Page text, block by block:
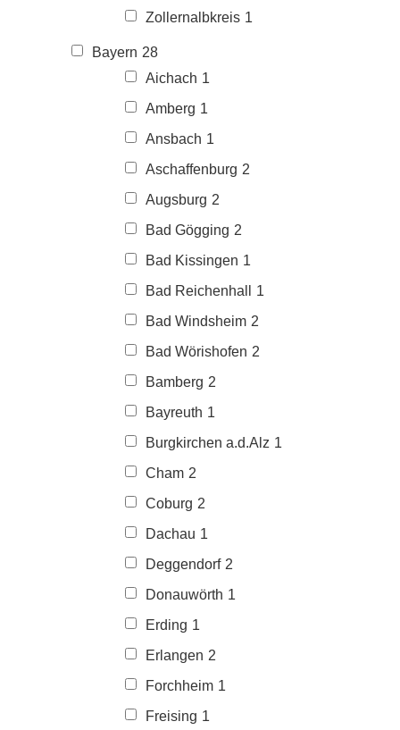
Zollernalbkreis 1
Bayern 28
Aichach 1
Amberg 1
Ansbach 1
Aschaffenburg 2
Augsburg 2
Bad Gögging 2
Bad Kissingen 1
Bad Reichenhall
1
Bad Windsheim 2
Bad Wörishofen 2
Bamberg 2
Bayreuth 1
Burgkirchen a.d.Alz 1
Cham 2
Coburg 2
Dachau 1
Deggendorf 2
Donauwörth 1
Erding 1
Erlangen 2
Forchheim 1
Freising 1